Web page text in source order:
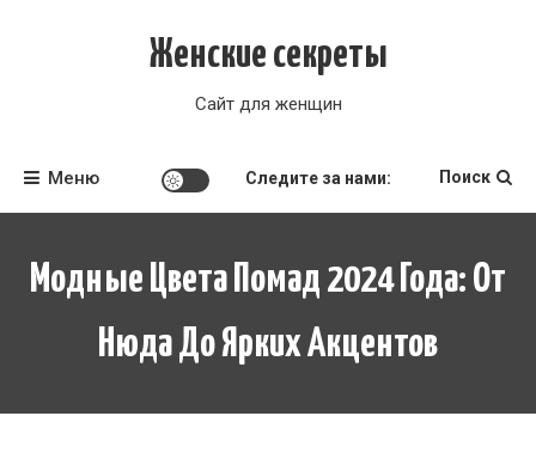
Женские секреты
Сайт для женщин
Меню Следите за нами: Поиск
Модные Цвета Помад 2024 Года: От
Нюда До Ярких Акцентов